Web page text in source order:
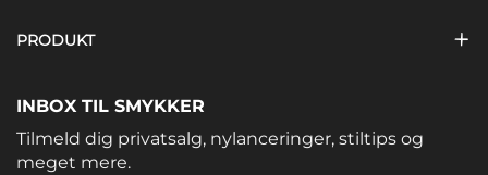
PRODUKT
INBOX TIL SMYKKER
Tilmeld dig privatsalg, nylanceringer, stiltips og
meget mere.